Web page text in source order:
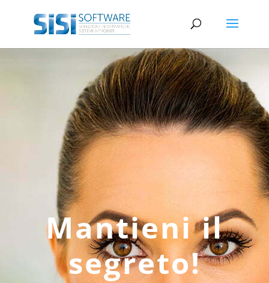
Mantieni il
segreto!